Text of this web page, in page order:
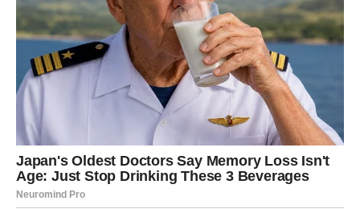
pitaćete direktno. U vezi je moguća konstruktivna
rasprava koja vodi ka boljem razumevanju.
Slobodne Device mogu primetiti da neko iz blizine
pokazuje interesovanje.
Poruka dana:
Ljubav nije analiza – ponekad je samo
osećaj.